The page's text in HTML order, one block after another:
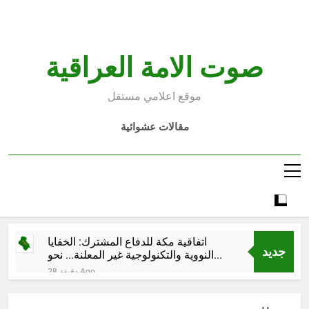
صوت الامة العراقية
موقع اعلامي مستقل
مقالات عشوائية
جديد
اتفاقية مكة للدفاع المشترك: الخفايا
النووية والتكنولوجية غير المعلنة… نحو
هندسة ردع جديدة في الشرق الأوسط ؟
28 دقيقة Ago